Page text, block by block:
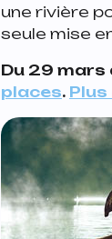
une rivière
seule mise
Du 29 mars
places. Plus